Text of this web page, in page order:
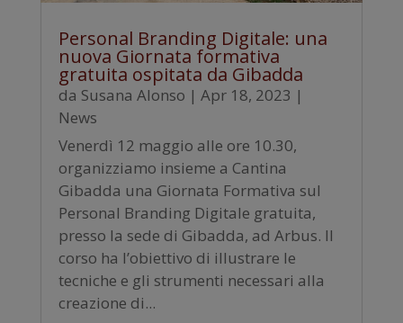
Personal Branding Digitale: una
nuova Giornata formativa
gratuita ospitata da Gibadda
da Susana Alonso | Apr 18, 2023 |
News
Venerdì 12 maggio alle ore 10.30,
organizziamo insieme a Cantina
Gibadda una Giornata Formativa sul
Personal Branding Digitale gratuita,
presso la sede di Gibadda, ad Arbus. Il
corso ha l’obiettivo di illustrare le
tecniche e gli strumenti necessari alla
creazione di...